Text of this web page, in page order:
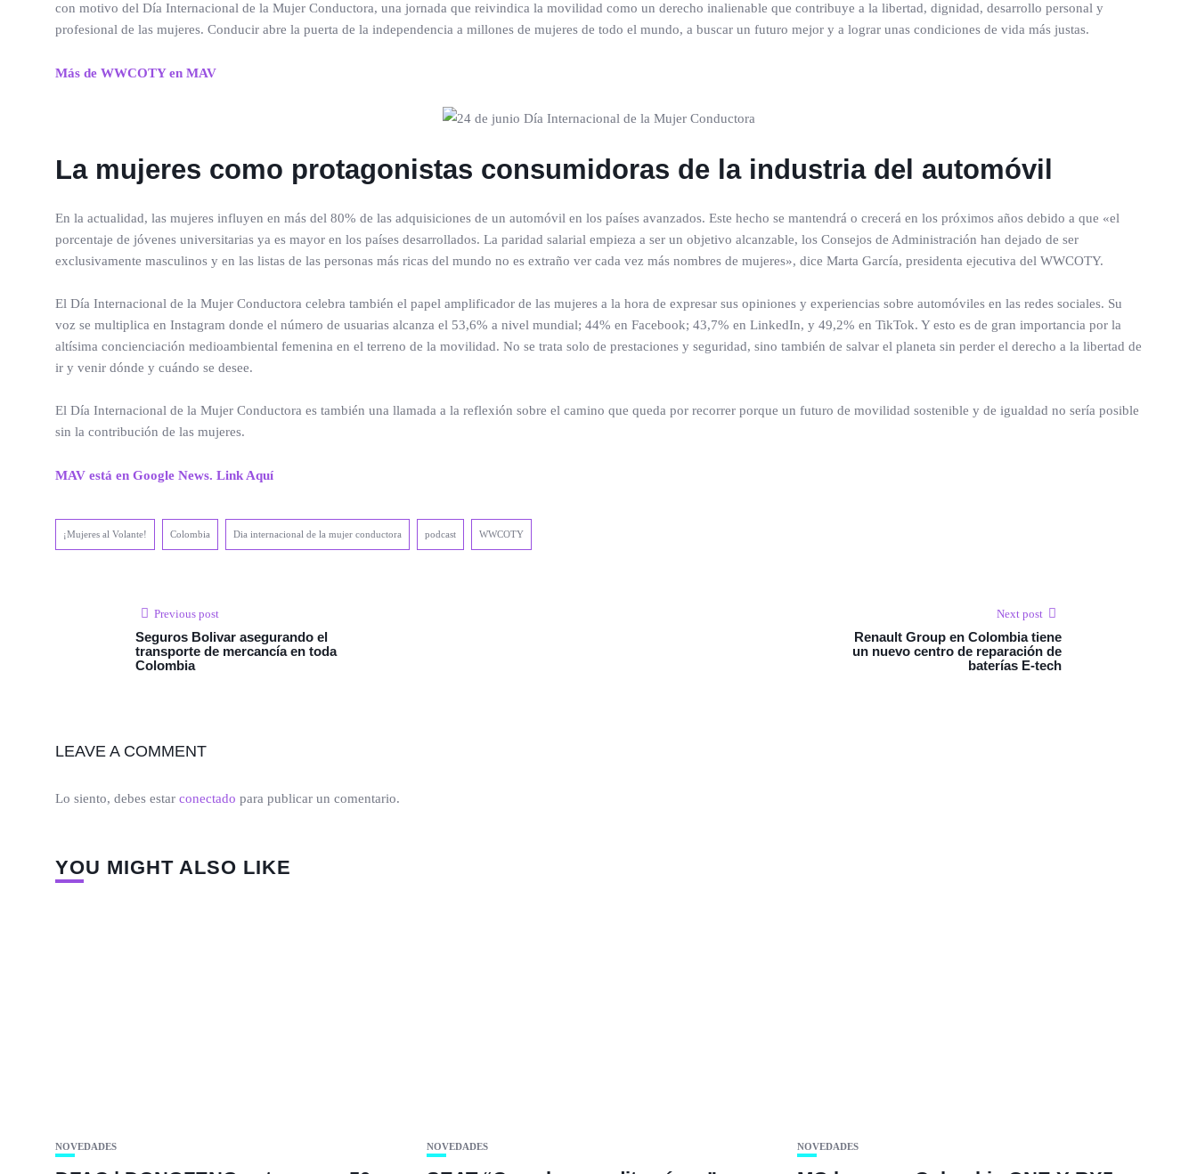
con motivo del Día Internacional de la Mujer Conductora, una jornada que reivindica la movilidad como un derecho inalienable que contribuye a la libertad, dignidad, desarrollo personal y
profesional de las mujeres. Conducir abre la puerta de la independencia a millones de mujeres de todo el mundo, a buscar un futuro mejor y a lograr unas condiciones de vida más justas.
Más de WWCOTY en MAV
La mujeres como protagonistas consumidoras de la industria del automóvil
En la actualidad, las mujeres influyen en más del 80% de las adquisiciones de un automóvil en los países avanzados. Este hecho se mantendrá o crecerá en los próximos años debido a que «el
porcentaje de jóvenes universitarias ya es mayor en los países desarrollados. La paridad salarial empieza a ser un objetivo alcanzable, los Consejos de Administración han dejado de ser
exclusivamente masculinos y en las listas de las personas más ricas del mundo no es extraño ver cada vez más nombres de mujeres», dice Marta García, presidenta ejecutiva del WWCOTY.
El Día Internacional de la Mujer Conductora celebra también el papel amplificador de las mujeres a la hora de expresar sus opiniones y experiencias sobre automóviles en las redes sociales. Su
voz se multiplica en Instagram donde el número de usuarias alcanza el 53,6% a nivel mundial; 44% en Facebook; 43,7% en LinkedIn, y 49,2% en TikTok. Y esto es de gran importancia por la
altísima concienciación medioambiental femenina en el terreno de la movilidad. No se trata solo de prestaciones y seguridad, sino también de salvar el planeta sin perder el derecho a la libertad de
ir y venir dónde y cuándo se desee.
El Día Internacional de la Mujer Conductora es también una llamada a la reflexión sobre el camino que queda por recorrer porque un futuro de movilidad sostenible y de igualdad no sería posible
sin la contribución de las mujeres.
MAV está en Google News. Link Aquí
¡Mujeres al Volante! Colombia Dia internacional de la mujer conductora podcast WWCOTY
Previous post
Seguros Bolivar asegurando el
transporte de mercancía en toda
Colombia
Next post
Renault Group en Colombia tiene
un nuevo centro de reparación de
baterías E-tech
LEAVE A COMMENT
Lo siento, debes estar conectado para publicar un comentario.
YOU MIGHT ALSO LIKE
NOVEDADES NOVEDADES NOVEDADES